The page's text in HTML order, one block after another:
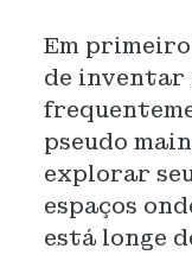
Em
de inventar
pseudo
explorar
espaços
está longe